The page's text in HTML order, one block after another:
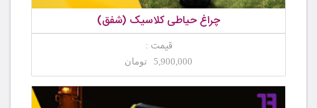
چراغ حیاطی کلاسیک (شفق)
قیمت :
5,900,000 تومان